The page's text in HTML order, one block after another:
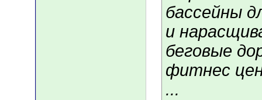
бассейны
и
беговые
фитнес
...